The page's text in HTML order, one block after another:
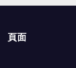
頁面